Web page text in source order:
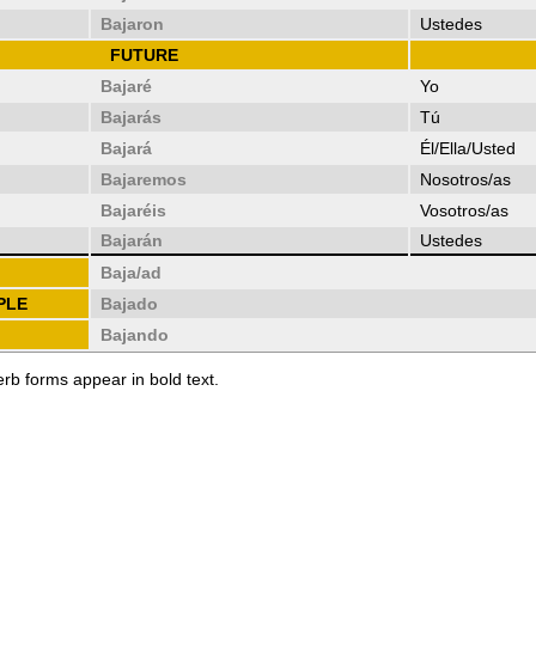
Bajaron
Ustedes
FUTURE
Bajaré
Yo
Bajarás
Tú
Bajará
Él/Ella/Usted
Bajaremos
Nosotros/as
Bajaréis
Vosotros/as
Bajarán
Ustedes
Baja/ad
Bajado
Bajando
forms appear in bold text.